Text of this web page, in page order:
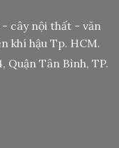
- cây nội thất - văn
khí hậu Tp. HCM.
Quận Tân Bình, TP.